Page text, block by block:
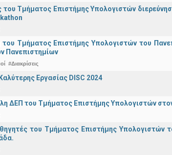
του Τμήματος Επιστήμης Υπολογιστών
του Τμήματος Επιστήμης Υπολογιστών του
Πανεπιστημίων
#Διακρίσεις
Εργασίας DISC 2024
ΔΕΠ του Τμήματος Επιστήμης Υπολογιστών
του Τμήματος Επιστήμης Υπολογιστών